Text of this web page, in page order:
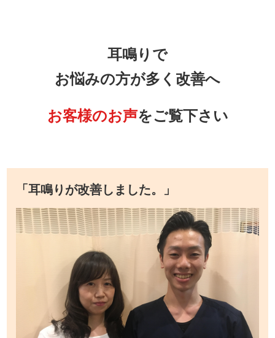
耳鳴りで
お悩みの方が多く改善へ
お客様のお声をご覧下さい
「耳鳴りが改善しました。」